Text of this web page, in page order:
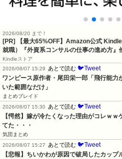
2026/08/20 まで！
[PR]
【最大65%OFF】Amazon公式
就職）『外資系コンサルの仕事の進め方』
Kindleストア
2026/08/07 15:29
あとで読む 🐦Tweet
ワンピース原作者・尾田栄一郎「飛行能
いた範囲なだけ」
まとめブレイド
2026/08/07 15:30
あとで読む 🐦Tweet
【愕然】嫁が冷たくなった理由がコレｗ
てた・・・
気団まとめ
2026/08/07 15:27
あとで読む 🐦Tweet
【悲報】ちいかわが原因で破局したカッ